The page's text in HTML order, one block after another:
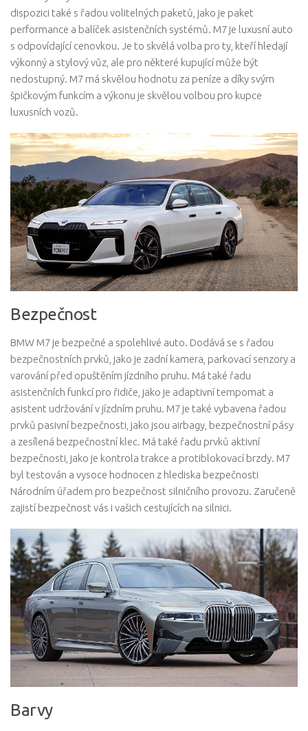
dispozici také s řadou volitelných paketů, jako je paket
performance a balíček asistenčních systémů. M7 je luxusní auto
s odpovídající cenovkou. Je to skvělá volba pro ty, kteří hledají
výkonný a stylový vůz, ale pro některé kupující může být
nedostupný. M7 má skvělou hodnotu za peníze a díky svým
špičkovým funkcím a výkonu je skvělou volbou pro kupce
luxusních vozů.
Bezpečnost
BMW M7 je bezpečné a spolehlivé auto. Dodává se s řadou
bezpečnostních prvků, jako je zadní kamera, parkovací senzory a
varování před opuštěním jízdního pruhu. Má také řadu
asistenčních funkcí pro řidiče, jako je adaptivní tempomat a
asistent udržování v jízdním pruhu. M7 je také vybavena řadou
prvků pasivní bezpečnosti, jako jsou airbagy, bezpečnostní pásy
a zesílená bezpečnostní klec. Má také řadu prvků aktivní
bezpečnosti, jako je kontrola trakce a protiblokovací brzdy. M7
byl testován a vysoce hodnocen z hlediska bezpečnosti
Národním úřadem pro bezpečnost silničního provozu. Zaručeně
zajistí bezpečnost vás i vašich cestujících na silnici.
Barvy